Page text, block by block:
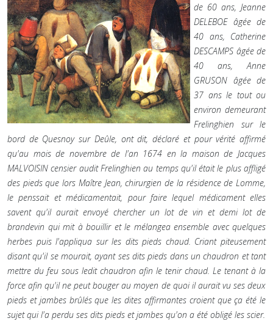
de 60 ans, Jeanne
DELEBOE âgée de
40 ans, Catherine
DESCAMPS âgée de
40 ans, Anne
GRUSON âgée de
37 ans le tout ou
environ demeurant
Frelinghien sur le
bord de Quesnoy sur Deûle, ont dit, déclaré et pour vérité affirmé
qu'au mois de novembre de l'an 1674 en la maison de Jacques
MALVOISIN censier audit Frelinghien au temps qu'il était le plus affligé
des pieds que lors Maître Jean, chirurgien de la résidence de Lomme,
le penssait et médicamentait, pour faire lequel médicament elles
savent qu'il aurait envoyé chercher un lot de vin et demi lot de
brandevin qui mit à bouillir et le mélangea ensemble avec quelques
herbes puis l'appliqua sur les dits pieds chaud. Criant piteusement
disant qu'il se mourait, ayant ses dits pieds dans un chaudron et tant
mettre du feu sous ledit chaudron afin le tenir chaud. Le tenant à la
force afin qu'il ne peut bouger au moyen de quoi il aurait vu ses deux
pieds et jambes brûlés que les dites affirmantes croient que ça été le
sujet qui l'a perdu ses dits pieds et jambes qu'on a été obligé les scier.